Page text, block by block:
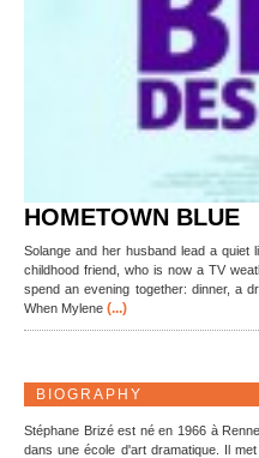
HOMETOWN BLUE
Solange and her husband lead a quiet
childhood friend, who is now a TV
spend an evening together: dinner, a
When Mylene (...)
BIOGRAPHY
Stéphane Brizé est né en 1966 à
dans une école d'art dramatique. Il